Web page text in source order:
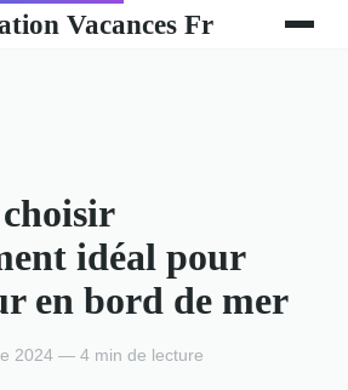
Vacances Fr
idéal pour
en bord de mer
2024 — 4 min de lecture